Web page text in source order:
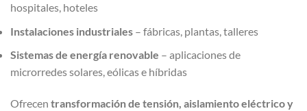
hospitales, hoteles
Instalaciones industriales – fábricas, plantas, talleres
Sistemas de energía renovable – aplicaciones de
microrredes solares, eólicas e híbridas
Ofrecen transformación de tensión, aislamiento eléctrico y